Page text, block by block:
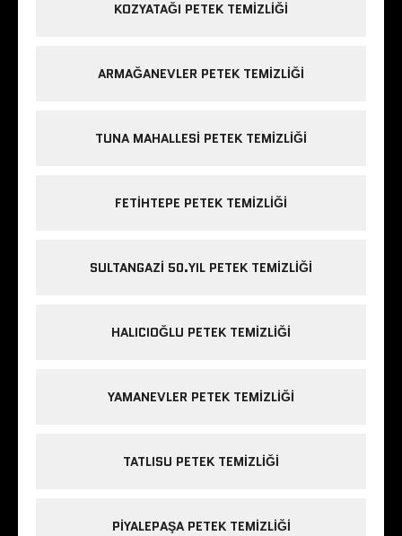
KOZYATAĞI PETEK TEMIZLIĞI
ARMAĞANEVLER PETEK TEMIZLIĞI
TUNA MAHALLESI PETEK TEMIZLIĞI
FETIHTEPE PETEK TEMIZLIĞI
SULTANGAZI 50.YIL PETEK TEMIZLIĞI
HALICIOĞLU PETEK TEMIZLIĞI
YAMANEVLER PETEK TEMIZLIĞI
TATLISU PETEK TEMIZLIĞI
PIYALEPAŞA PETEK TEMIZLIĞI